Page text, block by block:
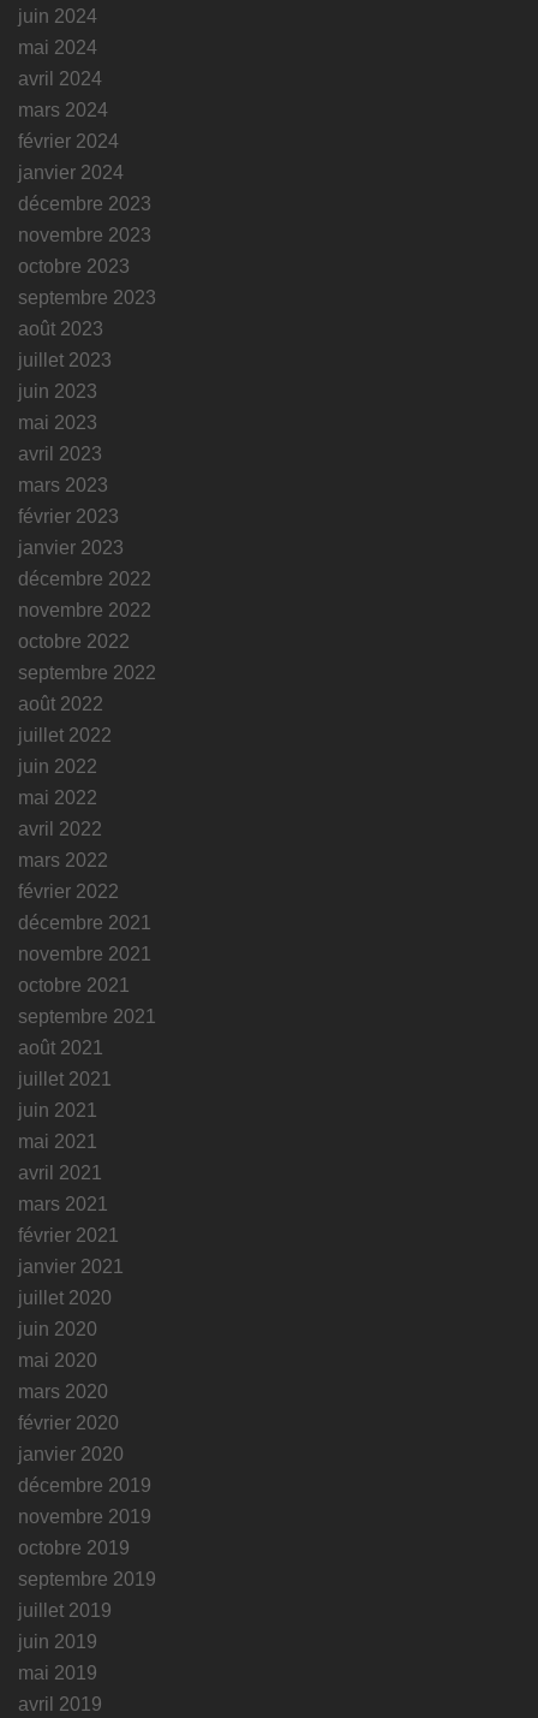
juin 2024
mai 2024
avril 2024
mars 2024
février 2024
janvier 2024
décembre 2023
novembre 2023
octobre 2023
septembre 2023
août 2023
juillet 2023
juin 2023
mai 2023
avril 2023
mars 2023
février 2023
janvier 2023
décembre 2022
novembre 2022
octobre 2022
septembre 2022
août 2022
juillet 2022
juin 2022
mai 2022
avril 2022
mars 2022
février 2022
décembre 2021
novembre 2021
octobre 2021
septembre 2021
août 2021
juillet 2021
juin 2021
mai 2021
avril 2021
mars 2021
février 2021
janvier 2021
juillet 2020
juin 2020
mai 2020
mars 2020
février 2020
janvier 2020
décembre 2019
novembre 2019
octobre 2019
septembre 2019
juillet 2019
juin 2019
mai 2019
avril 2019